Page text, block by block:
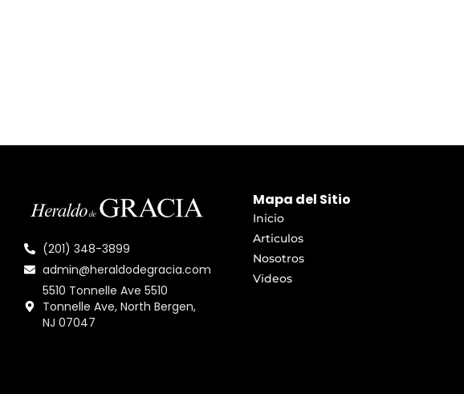
(201) 348-3899
admin@heraldodegracia.com
5510 Tonnelle Ave 5510
Tonnelle Ave, North Bergen,
NJ 07047
Mapa del Sitio
Inicio
Articulos
Nosotros
Videos